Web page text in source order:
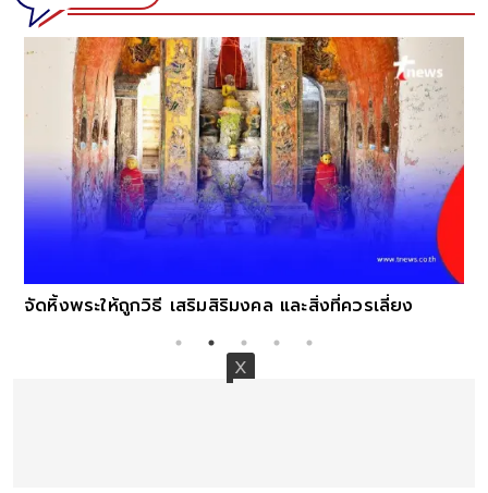
จัดหิ้งพระให้ถูกวิธี เสริมสิริมงคล และสิ่งที่ควรเลี่ยง